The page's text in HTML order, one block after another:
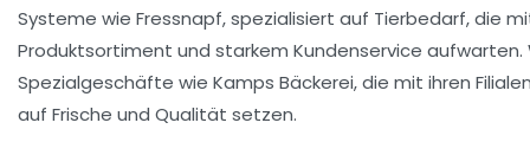
Systeme wie Fressnapf, spezialisiert auf Tierbedarf, die
Produktsortiment und starkem Kundenservice
Spezialgeschäfte wie Kamps Bäckerei, die mit ihren
auf Frische und Qualität setzen.